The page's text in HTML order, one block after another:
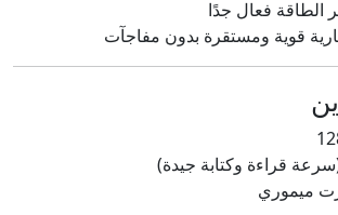
الطاقة فعال جدًا
قوية ومستقرة بدون مفاجآت
ميموري